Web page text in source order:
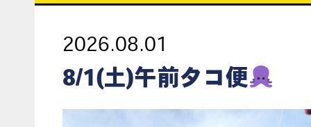
2026.08.01
8/1(土)午前タコ便